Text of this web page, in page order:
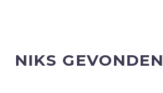
NIKS GEVONDEN